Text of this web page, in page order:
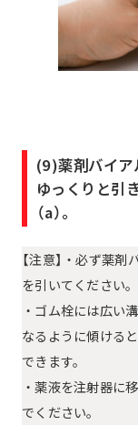
(9)薬剤バイア
ゆっくりと引
（a）。
【注意】・必ず薬
を引いてください。
・ゴム栓には広い
なるように傾ける
できます。
・薬液を注射器に
でください。